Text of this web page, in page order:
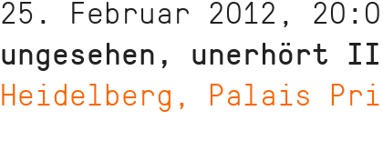
25. Februar 2012,
ungesehen, unerhört II
Heidelberg, Palais